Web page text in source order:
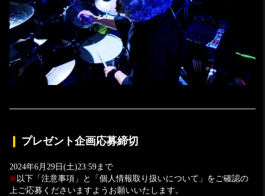
プレゼント企画応募締切
2024年6月29日(土)23:59まで
※以下「注意事項」と「個人情報取り扱いについて」をご確認の
上ご応募くださいますようお願いいたします。